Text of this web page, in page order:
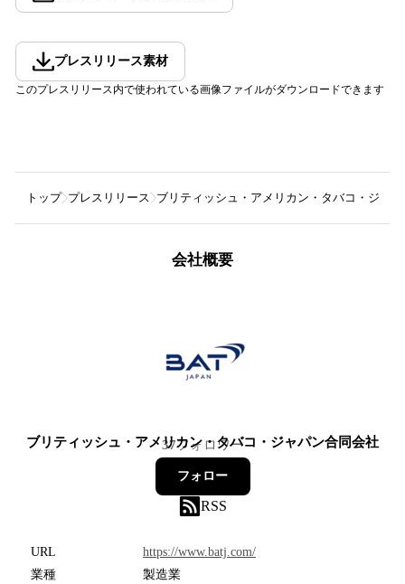
プレスリリース素材
このプレスリリース内で使われている画像ファイルがダウンロードできます
トップ プレスリリース ブリティッシュ・アメリカン・タバコ・ジャ
会社概要
ブリティッシュ・アメリカン・タバコ・ジャパン合同会社
37フォロワー
フォロー
RSS
URL
https://www.batj.com/
業種
製造業